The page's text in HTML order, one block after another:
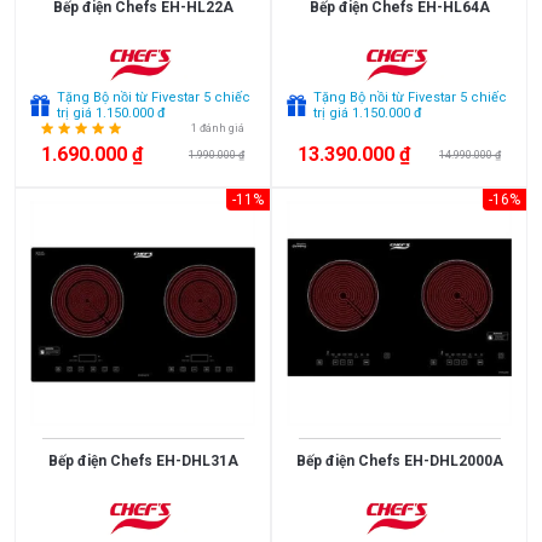
Bếp điện Chefs EH-HL22A
Tặng Bộ nồi từ Fivestar 5 chiếc
trị giá 1.150.000 đ
1 đánh giá
1.690.000 ₫ 1.990.000 ₫
Bếp điện Chefs EH-HL64A
Tặng Bộ nồi từ Fivestar 5 chiếc
trị giá 1.150.000 đ
13.390.000 ₫ 14.990.000 ₫
-11%
Bếp điện Chefs EH-DHL31A
-16%
Bếp điện Chefs EH-DHL2000A